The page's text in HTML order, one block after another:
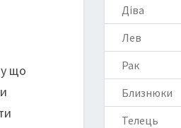
що
Діва
Лев
Рак
Близнюки
Телець